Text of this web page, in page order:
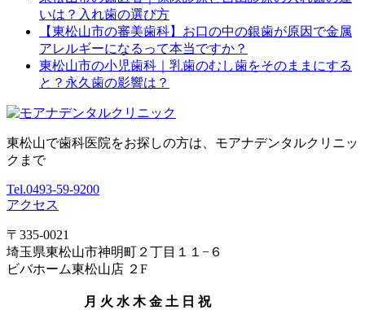
いは？入れ歯の選び方
【東松山市の審美歯科】お口の中の銀歯が原因で金属
アレルギーになるって本当ですか？
東松山市の小児歯科｜乳歯のむし歯をそのままにする
と？永久歯の影響は？
東松山で歯科医院をお探しの方は、モアナデンタルクリニッ
クまで
Tel.0493-59-9200
アクセス
〒335-0021
埼玉県東松山市神明町２丁目１１−６
ビバホーム東松山店 ２F
月 火 水 木 金 土 日 祝